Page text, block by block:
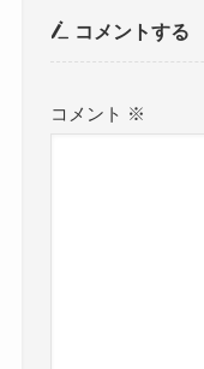
コメントする
コメント ※